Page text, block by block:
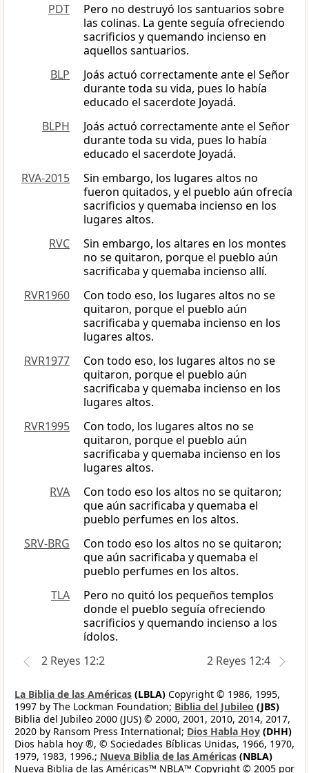
PDT
Pero no destruyó los santuarios sobre
las colinas. La gente seguía ofreciendo
sacrificios y quemando incienso en
aquellos santuarios.
BLP
Joás actuó correctamente ante el Señor
durante toda su vida, pues lo había
educado el sacerdote Joyadá.
BLPH
Joás actuó correctamente ante el Señor
durante toda su vida, pues lo había
educado el sacerdote Joyadá.
RVA-2015
Sin embargo, los lugares altos no
fueron quitados, y el pueblo aún ofrecía
sacrificios y quemaba incienso en los
lugares altos.
RVC
Sin embargo, los altares en los montes
no se quitaron, porque el pueblo aún
sacrificaba y quemaba incienso allí.
RVR1960
Con todo eso, los lugares altos no se
quitaron, porque el pueblo aún
sacrificaba y quemaba incienso en los
lugares altos.
RVR1977
Con todo eso, los lugares altos no se
quitaron, porque el pueblo aún
sacrificaba y quemaba incienso en los
lugares altos.
RVR1995
Con todo, los lugares altos no se
quitaron, porque el pueblo aún
sacrificaba y quemaba incienso en los
lugares altos.
RVA
Con todo eso los altos no se quitaron;
que aún sacrificaba y quemaba el
pueblo perfumes en los altos.
SRV-BRG
Con todo eso los altos no se quitaron;
que aún sacrificaba y quemaba el
pueblo perfumes en los altos.
TLA
Pero no quitó los pequeños templos
donde el pueblo seguía ofreciendo
sacrificios y quemando incienso a los
ídolos.
2 Reyes 12:2
2 Reyes 12:4
La Biblia de las Américas (LBLA) Copyright © 1986, 1995,
1997 by The Lockman Foundation; Biblia del Jubileo (JBS)
Biblia del Jubileo 2000 (JUS) © 2000, 2001, 2010, 2014, 2017,
2020 by Ransom Press International; Dios Habla Hoy (DHH)
Dios habla hoy ®, © Sociedades Bíblicas Unidas, 1966, 1970,
1979, 1983, 1996.; Nueva Biblia de las Américas (NBLA)
Nueva Biblia de las Américas™ NBLA™ Copyright © 2005 por